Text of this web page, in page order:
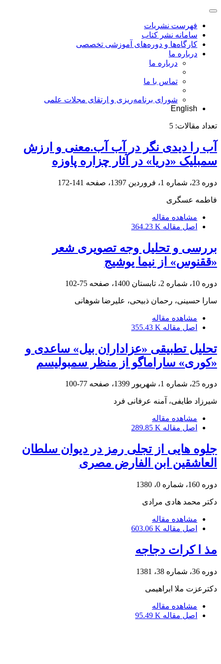
فهرست نشریات
سامانه نشر کتاب
کارگاه‌ها و دوره‌های آموزشی تخصصی
درباره ما
درباره ما
تماس با ما
شورای برنامه‌ریزی و ارتقای مجلات علمی
English
تعداد مقالات: 5
آب را دیدی نگر در آب آب.معنی و ارزش
سمبلیک «دریا» در آثار چزاره پاوزه
دوره 23، شماره 1، فروردین 1397، صفحه 141-172
فاطمه عسگری
مشاهده مقاله
اصل مقاله 364.23 K
بررسی و تحلیل وجه تصویری شعر
«ققنوس» از نیما یوشیج
دوره 10، شماره 2، تابستان 1400، صفحه 75-102
سارا حسینی، رحمان ذبیحی، علیرضا شوهانی
مشاهده مقاله
اصل مقاله 355.43 K
تحلیل تطبیقی «عزاداران بیل» ساعدی و
«کوری» ساراماگو از منظر سمبولیسم
دوره 25، شماره 1، شهریور 1399، صفحه 77-100
شیرزاد طایفی، آمنه عرفانی فرد
مشاهده مقاله
اصل مقاله 289.85 K
جلوه هایی از تجلی رمز در دیوان سلطان
العاشقین ابن الفارض مصری
دوره 160، شماره 0، 1380
دکتر محمد هادی مرادی
مشاهده مقاله
اصل مقاله 603.06 K
مذ ا کرات دجاجه
دوره 36، شماره 38، 1381
دکترعزت ملا ابراهیمى
مشاهده مقاله
اصل مقاله 95.49 K